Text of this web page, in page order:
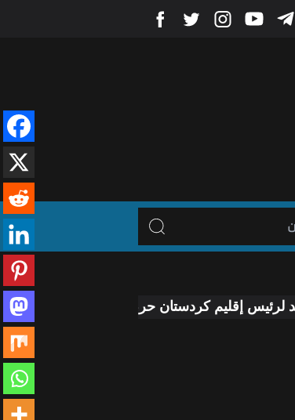
كردستان حرص الحكومة على معالجة جميع